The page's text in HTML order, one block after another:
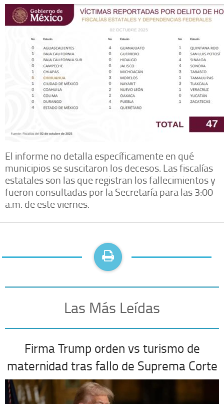
El informe no detalla específicamente en qué
municipios se suscitaron los decesos. Las fiscalías
estatales son las que registran los fallecimientos y
fueron consultadas por la Secretaría para las 3:00
a.m. de este viernes.
Las Más Leídas
Firma Trump orden vs turismo de
maternidad tras fallo de Suprema Corte